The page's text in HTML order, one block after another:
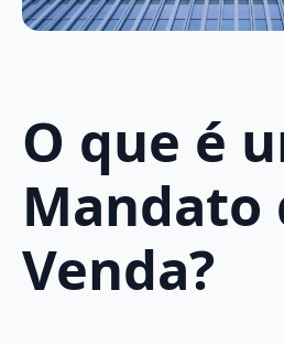
O que é
Mandato
Venda?